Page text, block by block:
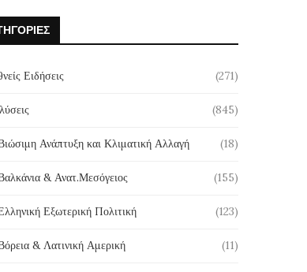
Ειδήσεις (271)
(845)
Ανάπτυξη και Κλιματική Αλλαγή (18)
& Ανατ.Μεσόγειος (155)
Εξωτερική Πολιτική (123)
& Λατινική Αμερική (11)